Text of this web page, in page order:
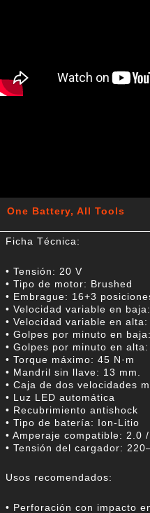
One Battery, All Tools
Ficha Técnica:
• Tensión: 20 V
• Tipo de motor: Brushed
• Embrague: 16+3
• Velocidad variable en
• Velocidad variable en
• Golpes por minuto en
• Golpes por minuto en
• Torque máximo: 45 N·m
• Mandril sin llave: 13 mm.
• Caja de dos velocidades
• Luz LED automática
• Recubrimiento antishock
• Tipo de batería: Ion-Litio
• Amperaje compatible: 2.0
• Tensión del cargador:
Usos recomendados:
• Perforación con impacto